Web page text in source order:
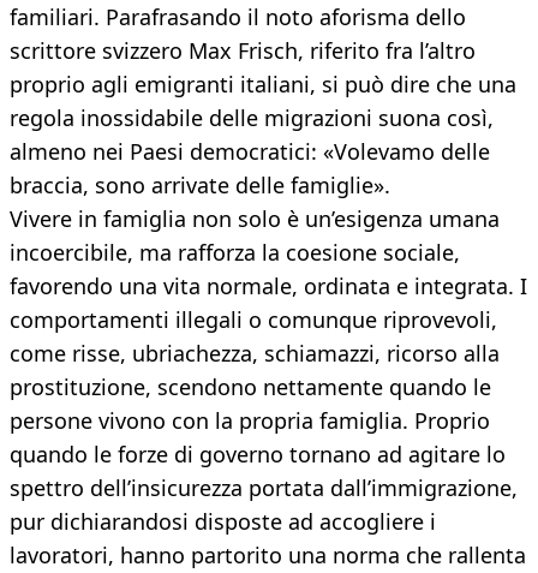
familiari. Parafrasando il noto aforisma dello
scrittore svizzero Max Frisch, riferito fra l’altro
proprio agli emigranti italiani, si può dire che una
regola inossidabile delle migrazioni suona così,
almeno nei Paesi democratici: «Volevamo delle
braccia, sono arrivate delle famiglie».
Vivere in famiglia non solo è un’esigenza umana
incoercibile, ma rafforza la coesione sociale,
favorendo una vita normale, ordinata e integrata. I
comportamenti illegali o comunque riprovevoli,
come risse, ubriachezza, schiamazzi, ricorso alla
prostituzione, scendono nettamente quando le
persone vivono con la propria famiglia. Proprio
quando le forze di governo tornano ad agitare lo
spettro dell’insicurezza portata dall’immigrazione,
pur dichiarandosi disposte ad accogliere i
lavoratori, hanno partorito una norma che rallenta